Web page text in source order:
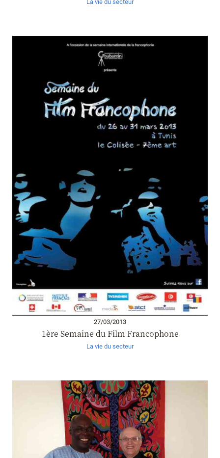
La vie du secteur
27/03/2013
1ère Semaine du Film Francophone
La vie du secteur